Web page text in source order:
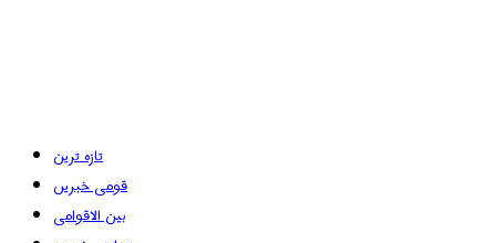
تازہ ترین
قومی خبریں
بین الاقوامی